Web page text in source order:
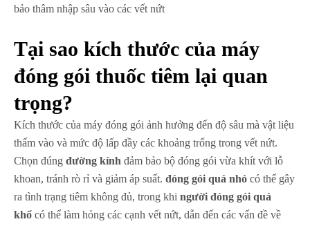
bảo thâm nhập sâu vào các vết nứt
Tại sao kích thước của máy
đóng gói thuốc tiêm lại quan
trọng?
Kích thước của máy đóng gói ảnh hưởng đến độ sâu mà vật liệu
thấm vào và mức độ lấp đầy các khoảng trống trong vết nứt.
Chọn đúng đường kính đảm bảo bộ đóng gói vừa khít với lỗ
khoan, tránh rò rỉ và giảm áp suất. đóng gói quá nhỏ có thể gây
ra tình trạng tiêm không đủ, trong khi người đóng gói quá
khổ có thể làm hỏng các cạnh vết nứt, dẫn đến các vấn đề về